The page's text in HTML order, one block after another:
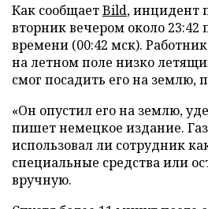
Как сообщаетBild, инцидент
вторник вечером около 23:42
времени (00:42 мск).
на летном поле низко
смог посадить его на землю,
«Он опустил его на землю,
пишет немецкое издание.
использовал ли сотрудник
специальные средства или
вручную.